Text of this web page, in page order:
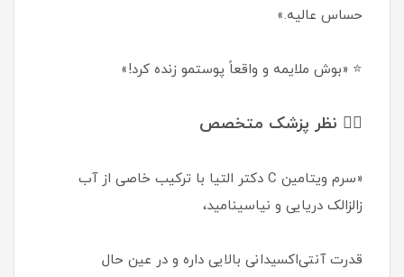
حساس عالیه.»
⭐ «بوش ملایمه و واقعاً پوستمو زنده کرد!»
🧑‍⚕️ نظر پزشک متخصص
«سرم ویتامین C دکتر التیا با ترکیب خاصی از آب
زالزالک دریایی و نیاسینامید،
قدرت آنتی‌اکسیدانی بالایی داره و در عین حال